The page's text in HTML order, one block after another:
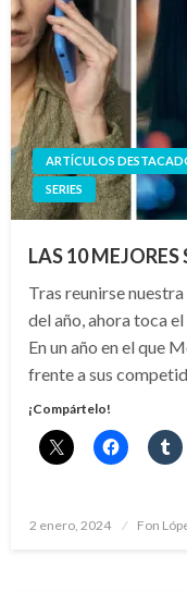
ARTÍCULOS
SERIES
LAS 10 MEJORES
Tras reunirse
del año, ahora toca
En un año en el que
frente a sus
¡Compártelo!
Publicado
2 enero, 2024 Fon